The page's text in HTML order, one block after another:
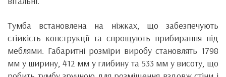
Тумба встановлена на ніжках, що забезпечують
стійкість конструкції та спрощують прибирання під
меблями. Габаритні розміри виробу становлять 1798
мм у ширину, 412 мм у глибину та 533 мм у висоту, що